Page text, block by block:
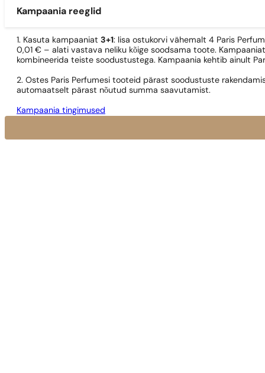
Kampaania reeglid
1. Kasuta kampaaniat 3+1: lisa ostukorvi vähemalt 4 Paris
0,01 € – alati vastava neliku kõige soodsama toote.
kombineerida teiste soodustustega. Kampaania kehtib ainult
2. Ostes Paris Perfumesi tooteid pärast soodustuste
automaatselt pärast nõutud summa saavutamist.
Kampaania tingimused